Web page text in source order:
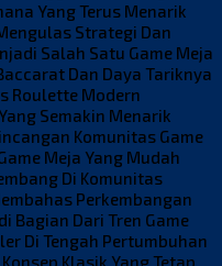
Yang Terus Menarik
Strategi Dan
Salah Satu Game Meja
Dan Daya Tariknya
Roulette Modern
Semakin Menarik
Komunitas Game
Meja Yang Mudah
Di Komunitas
Perkembangan
Bagian Dari Tren Game
Di Tengah Pertumbuhan
Klasik Yang Tetap